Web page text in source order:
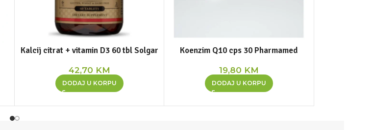
Kalcij citrat + vitamin D3 60 tbl Solgar
42,70 KM
DODAJ U KORPU
Koenzim Q10 cps 30 Pharmamed
19,80 KM
DODAJ U KORPU